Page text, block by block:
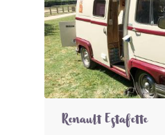
Renault Estafette